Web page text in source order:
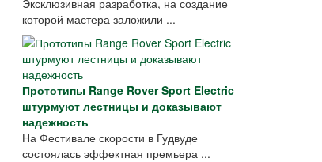
которой мастера заложили ...
Прототипы Range Rover Sport Electric
штурмуют лестницы и доказывают
надежность
На Фестивале скорости в Гудвуде
состоялась эффектная премьера ...